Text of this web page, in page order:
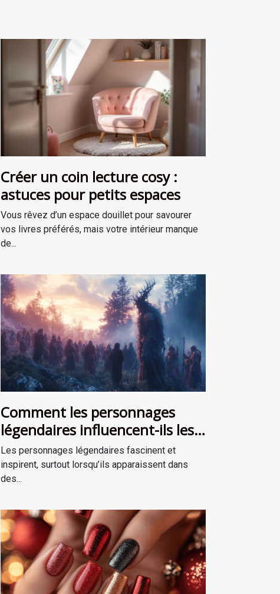
Créer un coin lecture cosy :
astuces pour petits espaces
Vous rêvez d’un espace douillet pour savourer
vos livres préférés, mais votre intérieur manque
de...
Comment les personnages
légendaires influencent-ils les
récits de survie ?
Les personnages légendaires fascinent et
inspirent, surtout lorsqu’ils apparaissent dans
des...